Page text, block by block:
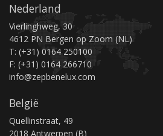
Nederland
Vierlinghweg, 30
4612 PN Bergen op Zoom (NL)
T: (+31) 0164 250100
F: (+31) 0164 266710
info@zepbenelux.com
België
Quellinstraat, 49
2018 Antwerpen (B)